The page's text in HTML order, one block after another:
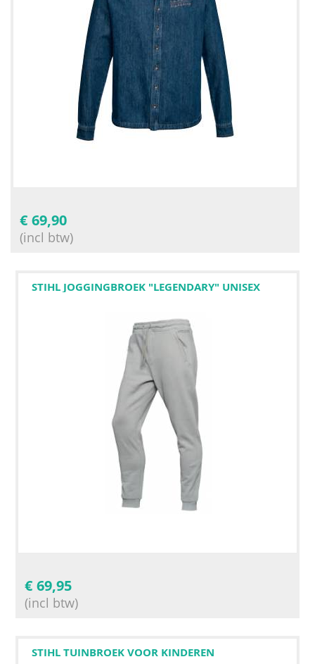
€ 69,90
(incl btw)
STIHL JOGGINGBROEK "LEGENDARY" UNISEX
€ 69,95
(incl btw)
STIHL TUINBROEK VOOR KINDEREN